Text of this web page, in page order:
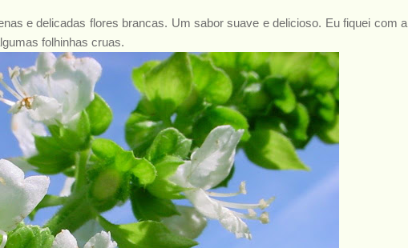
e delicadas flores brancas. Um sabor suave e delicioso. Eu fiquei com a
folhinhas cruas.